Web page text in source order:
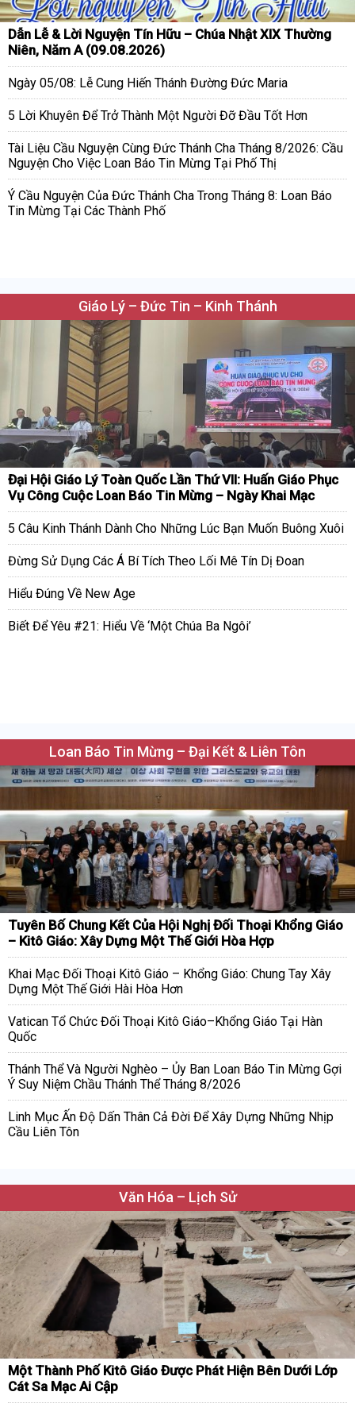
Dẫn Lễ & Lời Nguyện Tín Hữu – Chúa Nhật XIX Thường
Niên, Năm A (09.08.2026)
Ngày 05/08: Lễ Cung Hiến Thánh Đường Đức Maria
5 Lời Khuyên Để Trở Thành Một Người Đỡ Đầu Tốt Hơn
Tài Liệu Cầu Nguyện Cùng Đức Thánh Cha Tháng 8/2026: Cầu
Nguyện Cho Việc Loan Báo Tin Mừng Tại Phố Thị
Ý Cầu Nguyện Của Đức Thánh Cha Trong Tháng 8: Loan Báo
Tin Mừng Tại Các Thành Phố
Giáo Lý – Đức Tin – Kinh Thánh
Đại Hội Giáo Lý Toàn Quốc Lần Thứ VII: Huấn Giáo Phục
Vụ Công Cuộc Loan Báo Tin Mừng – Ngày Khai Mạc
5 Câu Kinh Thánh Dành Cho Những Lúc Bạn Muốn Buông Xuôi
Đừng Sử Dụng Các Á Bí Tích Theo Lối Mê Tín Dị Đoan
Hiểu Đúng Về New Age
Biết Để Yêu #21: Hiểu Về ‘Một Chúa Ba Ngôi’
Loan Báo Tin Mừng – Đại Kết & Liên Tôn
Tuyên Bố Chung Kết Của Hội Nghị Đối Thoại Khổng Giáo
– Kitô Giáo: Xây Dựng Một Thế Giới Hòa Hợp
Khai Mạc Đối Thoại Kitô Giáo – Khổng Giáo: Chung Tay Xây
Dựng Một Thế Giới Hài Hòa Hơn
Vatican Tổ Chức Đối Thoại Kitô Giáo–Khổng Giáo Tại Hàn
Quốc
Thánh Thể Và Người Nghèo – Ủy Ban Loan Báo Tin Mừng Gợi
Ý Suy Niệm Chầu Thánh Thể Tháng 8/2026
Linh Mục Ấn Độ Dấn Thân Cả Đời Để Xây Dựng Những Nhịp
Cầu Liên Tôn
Văn Hóa – Lịch Sử
Một Thành Phố Kitô Giáo Được Phát Hiện Bên Dưới Lớp
Cát Sa Mạc Ai Cập